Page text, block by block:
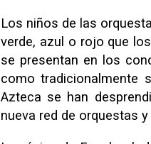
Los niños de las
verde, azul o rojo que
se presentan en los
como tradicionalmente
Azteca se han
nueva red de orquestas y